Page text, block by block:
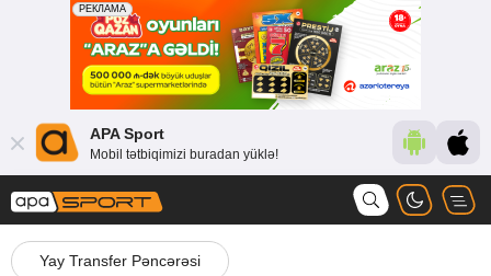
APA Sport
Mobil tətbiqimizi buradan yüklə!
Yay Transfer Pəncərəsi